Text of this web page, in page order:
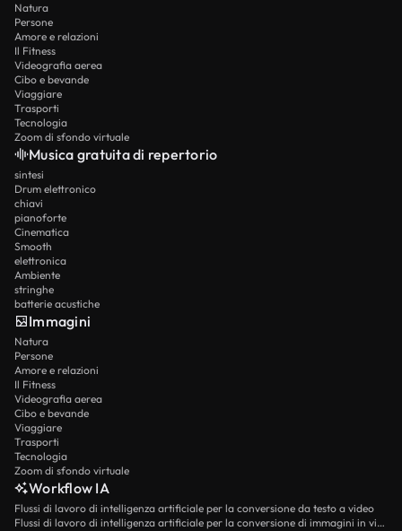
Natura
Persone
Amore e relazioni
Il Fitness
Videografia aerea
Cibo e bevande
Viaggiare
Trasporti
Tecnologia
Zoom di sfondo virtuale
Musica gratuita di repertorio
sintesi
Drum elettronico
chiavi
pianoforte
Cinematica
Smooth
elettronica
Ambiente
stringhe
batterie acustiche
Immagini
Natura
Persone
Amore e relazioni
Il Fitness
Videografia aerea
Cibo e bevande
Viaggiare
Trasporti
Tecnologia
Zoom di sfondo virtuale
Workflow IA
Flussi di lavoro di intelligenza artificiale per la conversione da testo a video
Flussi di lavoro di intelligenza artificiale per la conversione di immagini in video